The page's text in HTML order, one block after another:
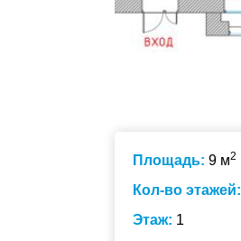
Площадь: 9 м2
Кол-во этажей:
Этаж: 1